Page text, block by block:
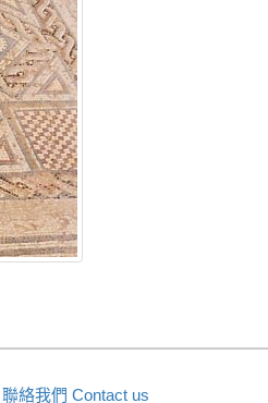
聯絡我們 Contact us